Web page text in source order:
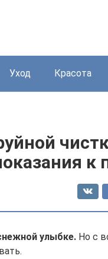
Уход Красота
к
улыбке. Но с